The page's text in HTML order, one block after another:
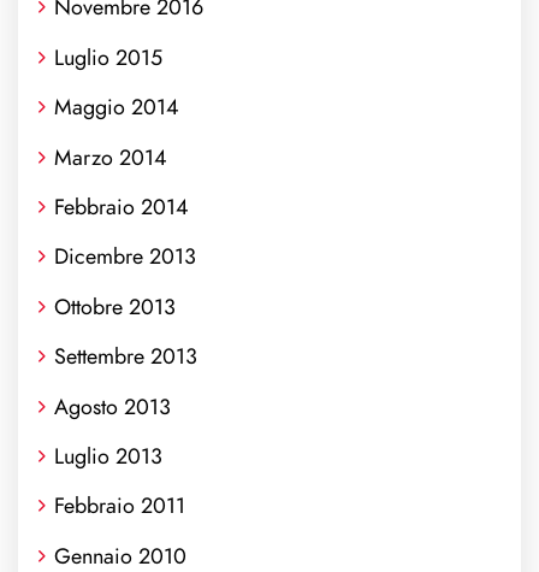
Novembre 2016
Luglio 2015
Maggio 2014
Marzo 2014
Febbraio 2014
Dicembre 2013
Ottobre 2013
Settembre 2013
Agosto 2013
Luglio 2013
Febbraio 2011
Gennaio 2010